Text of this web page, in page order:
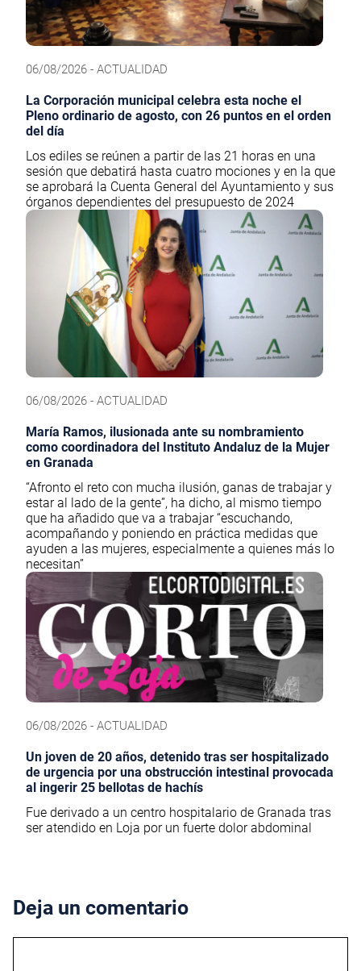
06/08/2026 - ACTUALIDAD
La Corporación municipal celebra esta noche el
Pleno ordinario de agosto, con 26 puntos en el orden
del día
Los ediles se reúnen a partir de las 21 horas en una
sesión que debatirá hasta cuatro mociones y en la que
se aprobará la Cuenta General del Ayuntamiento y sus
órganos dependientes del presupuesto de 2024
06/08/2026 - ACTUALIDAD
María Ramos, ilusionada ante su nombramiento
como coordinadora del Instituto Andaluz de la Mujer
en Granada
“Afronto el reto con mucha ilusión, ganas de trabajar y
estar al lado de la gente”, ha dicho, al mismo tiempo
que ha añadido que va a trabajar “escuchando,
acompañando y poniendo en práctica medidas que
ayuden a las mujeres, especialmente a quienes más lo
necesitan”
06/08/2026 - ACTUALIDAD
Un joven de 20 años, detenido tras ser hospitalizado
de urgencia por una obstrucción intestinal provocada
al ingerir 25 bellotas de hachís
Fue derivado a un centro hospitalario de Granada tras
ser atendido en Loja por un fuerte dolor abdominal
Deja un comentario